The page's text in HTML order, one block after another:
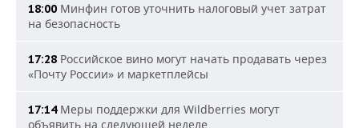
18:00 Минфин готов уточнить налоговый учет затрат
на безопасность
17:28 Российское вино могут начать продавать через
«Почту России» и маркетплейсы
17:14Меры поддержки для Wildberries могут
объявить на следующей неделе